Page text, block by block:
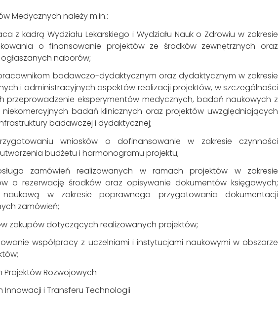
Medycznych należy m.in.:
z kadrą Wydziału Lekarskiego i Wydziału Nauk o Zdrowiu w zakresie
o finansowanie projektów ze środków zewnętrznych oraz
naborów;
badawczo-dydaktycznym oraz dydaktycznym w zakresie
i administracyjnych aspektów realizacji projektów, w szczególności
przeprowadzenie eksperymentów medycznych, badań naukowych z
niekomercyjnych badań klinicznych oraz projektów uwzględniających
badawczej i dydaktycznej;
wniosków o dofinansowanie w zakresie czynności
budżetu i harmonogramu projektu;
zamówień realizowanych w ramach projektów w zakresie
o rezerwację środków oraz opisywanie dokumentów księgowych;
w zakresie poprawnego przygotowania dokumentacji
zamówień;
zakupów dotyczących realizowanych projektów;
współpracy z uczelniami i instytucjami naukowymi w obszarze
Projektów Rozwojowych
Innowacji i Transferu Technologii